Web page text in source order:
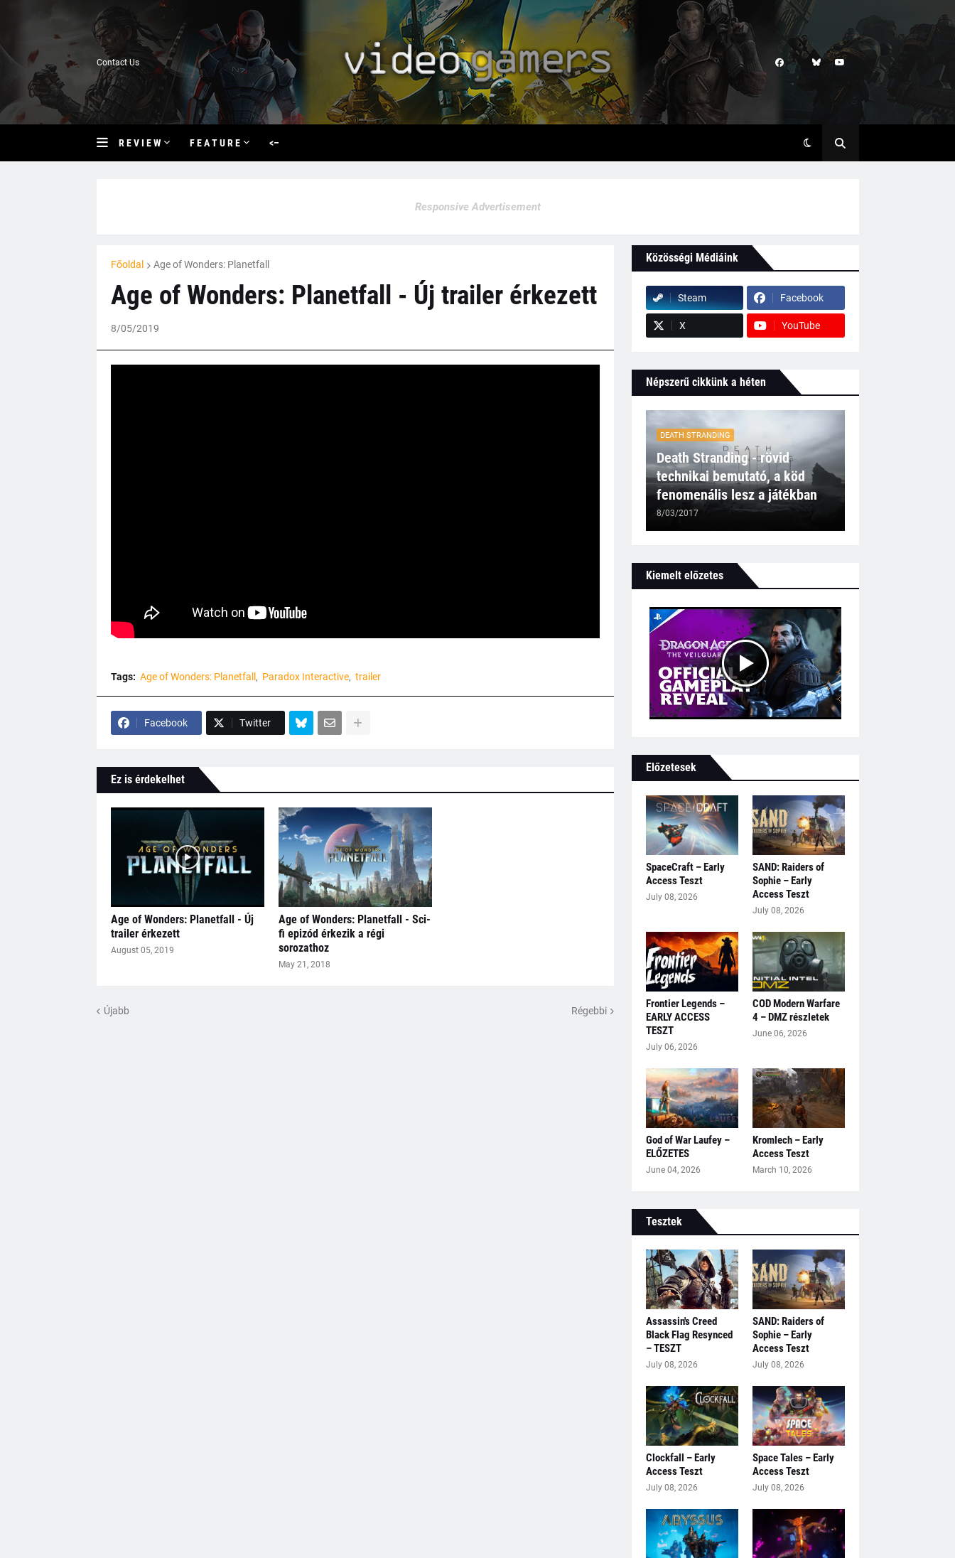
Contact Us
R E V I E W F E A T U R E <–
Responsive Advertisement
Főoldal Age of Wonders: Planetfall
Age of Wonders: Planetfall - Új trailer érkezett
8/05/2019
Tags: Age of Wonders: Planetfall Paradox Interactive trailer
Facebook Twitter
Ez is érdekelhet
Age of Wonders: Planetfall - Új
trailer érkezett
August 05, 2019
Age of Wonders: Planetfall - Sci-
fi epizód érkezik a régi
sorozathoz
May 21, 2018
Újabb Régebbi
Közösségi Médiáink
Steam Facebook
X YouTube
Népszerű cikkünk a héten
DEATH STRANDING
Death Stranding - rövid
technikai bemutató, a köd
fenomenális lesz a játékban
8/03/2017
Kiemelt előzetes
Előzetesek
SpaceCraft – Early
Access Teszt
July 08, 2026
SAND: Raiders of
Sophie – Early
Access Teszt
July 08, 2026
Frontier Legends –
EARLY ACCESS
TESZT
July 06, 2026
COD Modern Warfare
4 – DMZ részletek
June 06, 2026
God of War Laufey –
ELŐZETES
June 04, 2026
Kromlech – Early
Access Teszt
March 10, 2026
Tesztek
Assassin's Creed
Black Flag Resynced
– TESZT
July 08, 2026
SAND: Raiders of
Sophie – Early
Access Teszt
July 08, 2026
Clockfall – Early
Access Teszt
July 08, 2026
Space Tales – Early
Access Teszt
July 08, 2026